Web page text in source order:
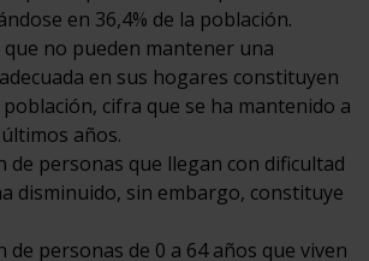
en 36,4% de la población.
que no pueden mantener una
en sus hogares constituyen
población, cifra que se ha mantenido a
años.
de personas que llegan con dificultad
disminuido, sin embargo, constituye
de personas de 0 a 64 años que viven